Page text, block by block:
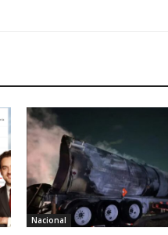
Nacional